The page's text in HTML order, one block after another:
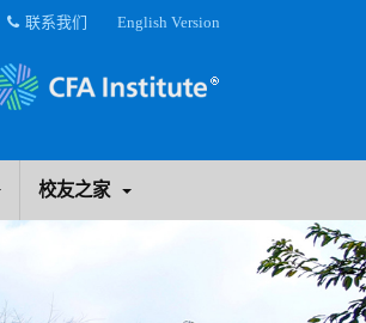
English Version
联系我们
校友之家